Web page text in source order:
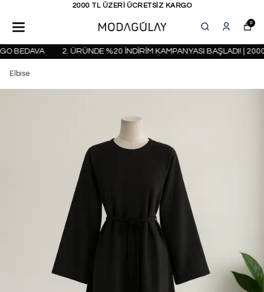
KAPIDA ÖDEME SEÇENEĞİ
0
BEDAVA 2. ÜRÜNDE %20 İNDİRİM KAMPANYASI BAŞLADI! | 2000
Elbise